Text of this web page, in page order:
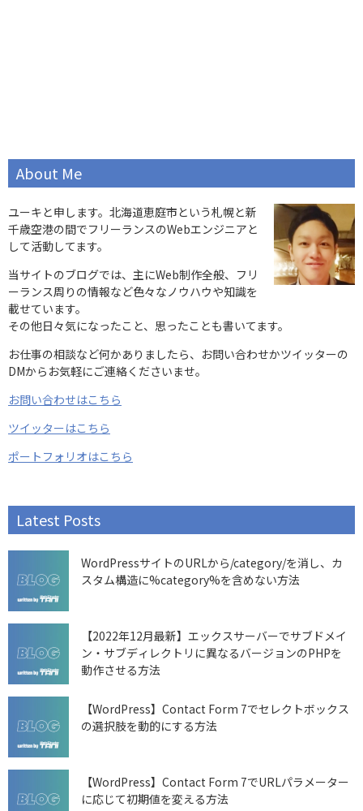
About Me
ユーキと申します。北海道恵庭市という札幌と新
千歳空港の間でフリーランスのWebエンジニアと
して活動してます。
当サイトのブログでは、主にWeb制作全般、フリ
ーランス周りの情報など色々なノウハウや知識を
載せています。
その他日々気になったこと、思ったことも書いてます。
お仕事の相談など何かありましたら、お問い合わせかツイッターの
DMからお気軽にご連絡くださいませ。
お問い合わせはこちら
ツイッターはこちら
ポートフォリオはこちら
Latest Posts
WordPressサイトのURLから/category/を消し、カ
スタム構造に%category%を含めない方法
【2022年12月最新】エックスサーバーでサブドメイ
ン・サブディレクトリに異なるバージョンのPHPを
動作させる方法
【WordPress】Contact Form 7でセレクトボックス
の選択肢を動的にする方法
【WordPress】Contact Form 7でURLパラメーター
に応じて初期値を変える方法